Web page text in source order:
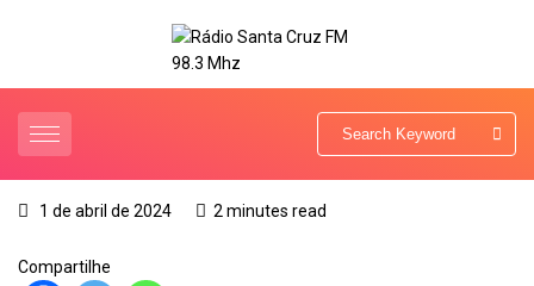
1 de abril de 2024 2 minutes read
Compartilhe